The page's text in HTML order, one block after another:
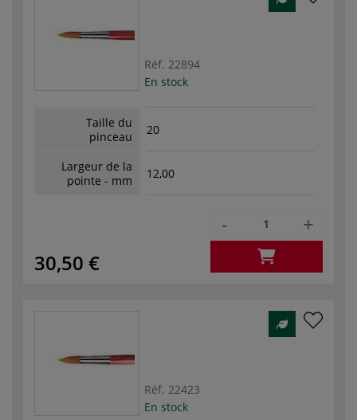
Réf. 22894
En stock
Taille du
pinceau
20
Largeur de la
pointe - mm
12,00
30,50 €
- +
Réf. 22423
En stock